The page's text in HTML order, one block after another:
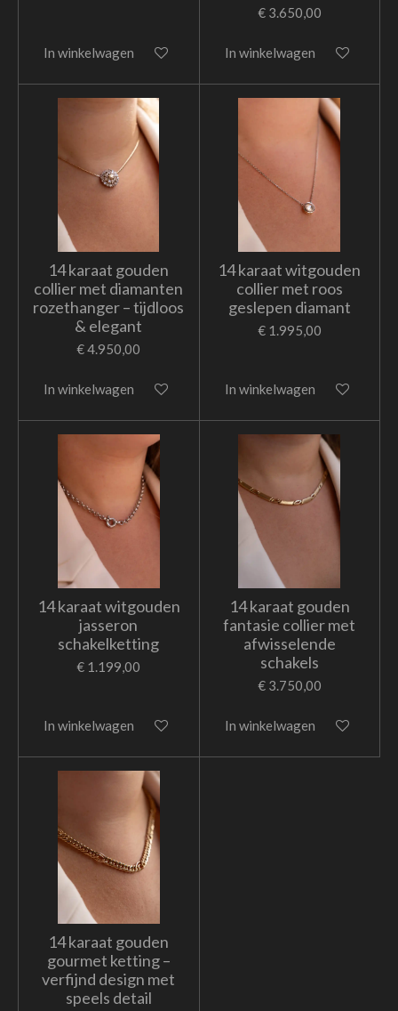
In winkelwagen
€ 3.650,00
In winkelwagen
14 karaat gouden
collier met diamanten
rozethanger – tijdloos
& elegant
€ 4.950,00
In winkelwagen
14 karaat witgouden
collier met roos
geslepen diamant
€ 1.995,00
In winkelwagen
14 karaat witgouden
jasseron
schakelketting
€ 1.199,00
In winkelwagen
14 karaat gouden
fantasie collier met
afwisselende
schakels
€ 3.750,00
In winkelwagen
14 karaat gouden
gourmet ketting –
verfijnd design met
speels detail